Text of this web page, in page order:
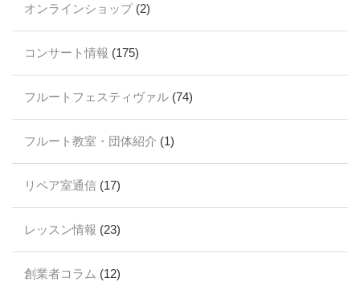
オンラインショップ(2)
コンサート情報 (175)
フルートフェスティヴァル (74)
フルート教室・団体紹介 (1)
リペア室通信 (17)
レッスン情報 (23)
創業者コラム (12)